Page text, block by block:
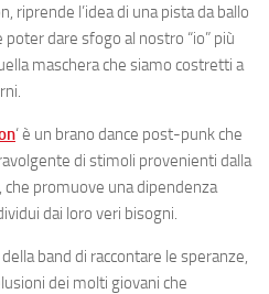
riprende l’idea di una pista da ballo
dare sfogo al nostro “io” più
maschera che siamo costretti a
‘ è un brano dance post-punk che
di stimoli provenienti dalla
promuove una dipendenza
dai loro veri bisogni.
della band di raccontare le speranze,
dei molti giovani che